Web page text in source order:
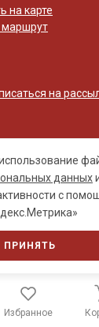
данных
с
ПРИНЯТЬ
на карте
маршрут
на
публичной
данных
Избранное